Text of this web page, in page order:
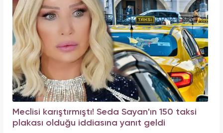
Meclisi karıştırmıştı! Seda Sayan'ın 150 taksi
plakası olduğu iddiasına yanıt geldi